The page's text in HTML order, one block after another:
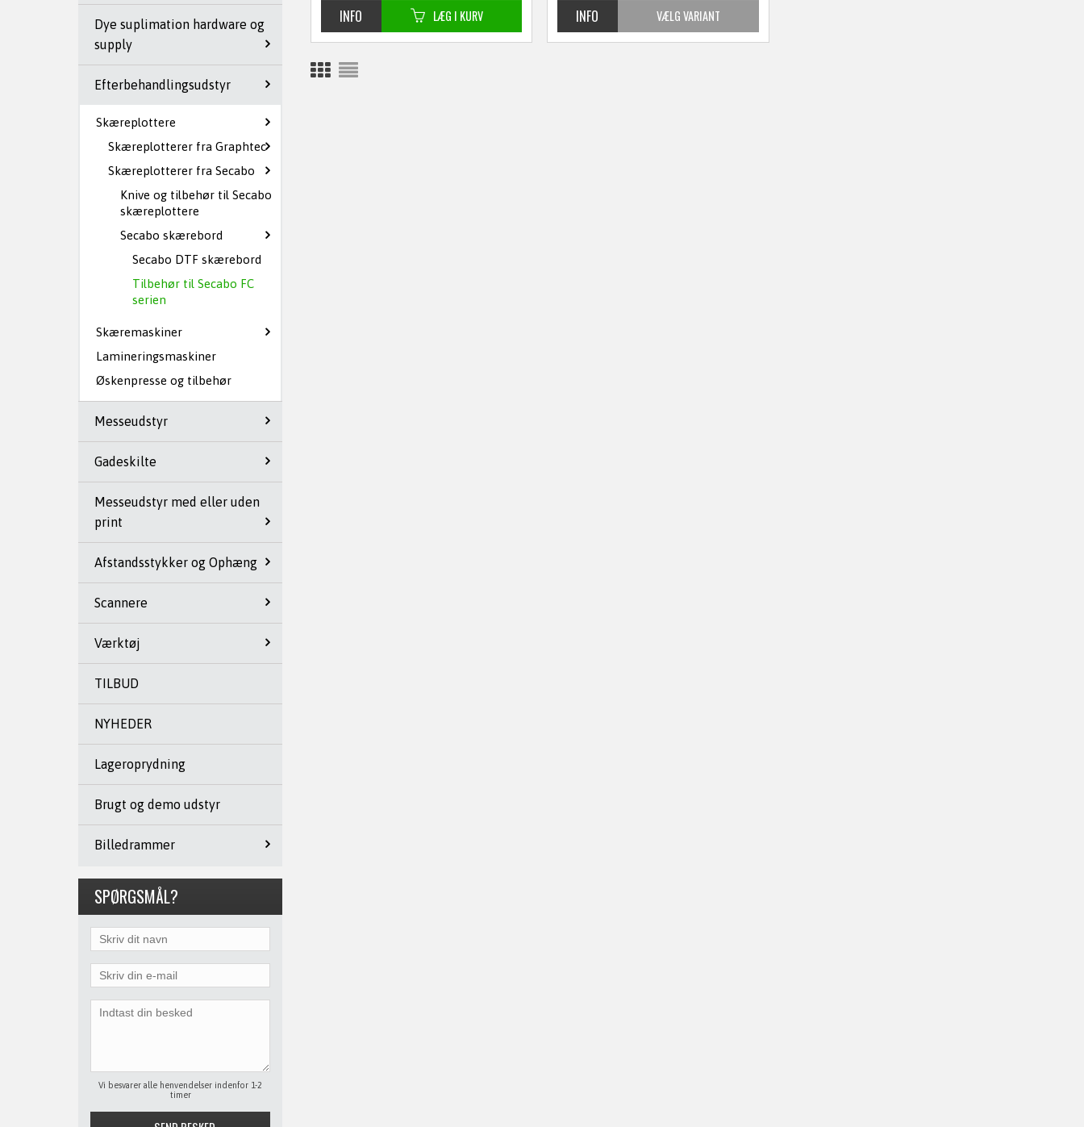
Dye suplimation hardware og
supply
Efterbehandlingsudstyr
Skæreplottere
Skæreplotterer fra Graphtec
Skæreplotterer fra Secabo
Knive og tilbehør til Secabo
skæreplottere
Secabo skærebord
Secabo DTF skærebord
Tilbehør til Secabo FC
serien
Skæremaskiner
Lamineringsmaskiner
Øskenpresse og tilbehør
Messeudstyr
Gadeskilte
Messeudstyr med eller uden
print
Afstandsstykker og Ophæng
Scannere
Værktøj
TILBUD
NYHEDER
Lageroprydning
Brugt og demo udstyr
Billedrammer
SPØRGSMÅL?
Vi besvarer alle henvendelser indenfor 1-2
timer